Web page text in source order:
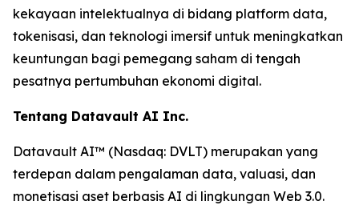
kekayaan intelektualnya di bidang platform data,
tokenisasi, dan teknologi imersif untuk meningkatkan
keuntungan bagi pemegang saham di tengah
pesatnya pertumbuhan ekonomi digital.
Tentang Datavault AI Inc.
Datavault AI™ (Nasdaq: DVLT) merupakan yang
terdepan dalam pengalaman data, valuasi, dan
monetisasi aset berbasis AI di lingkungan Web 3.0.